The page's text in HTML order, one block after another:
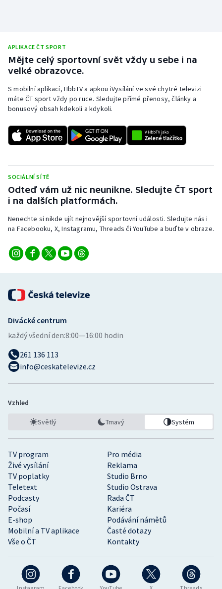
Lezení
Lyže a snowboard
Moderní pětiboj
Motorsport
Parasport
Plážový volejbal
Ragby
Rychlostní kanoistika
Short track
Sportovní střelba
Stolní tenis
Triatlon
Veslování
Volejbal
Ostatní
APLIKACE ČT SPORT
Mějte celý sportovní svět vždy u sebe i na
velké obrazovce.
S mobilní aplikací, HbbTV a apkou iVysílání ve své chytré televizi
máte ČT sport vždy po ruce. Sledujte přímé přenosy, články a
bonusový obsah kdekoli a kdykoli.
SOCIÁLNÍ SÍTĚ
Odteď vám už nic neunikne. Sledujte ČT sport
i na dalších platformách.
Nenechte si nikde ujít nejnovější sportovní události. Sledujte nás i
na Facebooku, X, Instagramu, Threads či YouTube a buďte v obraze.
TV program
Pro média
Živé vysílání
Reklama
TV poplatky
Studio Brno
Teletext
Studio Ostrava
Podcasty
Rada ČT
Počasí
Kariéra
E-shop
Podávání námětů
Mobilní a TV aplikace
Časté dotazy
Vše o ČT
Kontakty
Divácké centrum
každý všední den:8:00—16:00 hodin
261 136 113
info@ceskatelevize.cz
Vzhled
Světlý Tmavý Systém